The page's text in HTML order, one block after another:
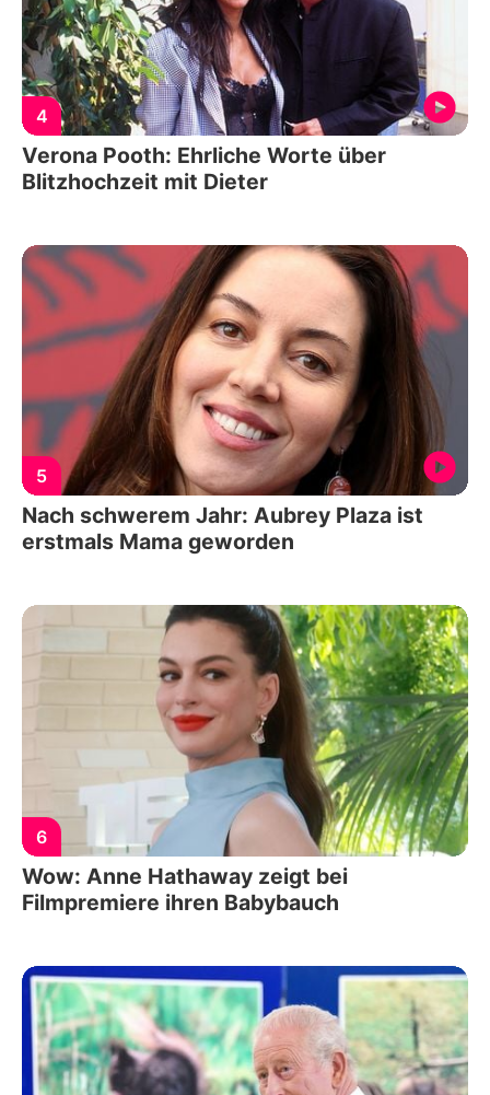
4
Verona Pooth: Ehrliche Worte über
Blitzhochzeit mit Dieter
5
Nach schwerem Jahr: Aubrey Plaza ist
erstmals Mama geworden
6
Wow: Anne Hathaway zeigt bei
Filmpremiere ihren Babybauch